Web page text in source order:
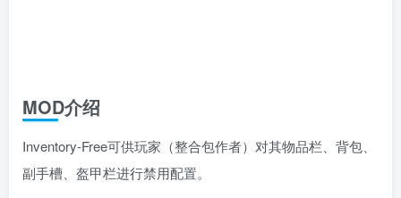
MOD介绍
Inventory-Free可供玩家（整合包作者）对其物品栏、背包、
副手槽、盔甲栏进行禁用配置。